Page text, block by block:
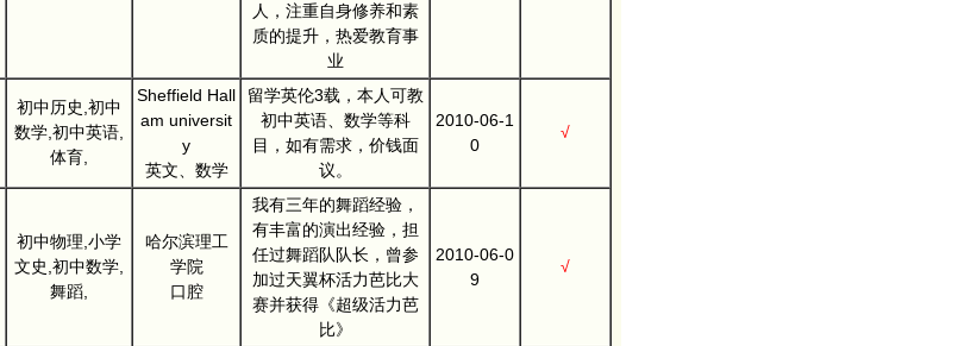
人，注重自身修养和素
质的提升，热爱教育事
业
初中历史,初中
数学,初中英语,
体育,
Sheffield Hall
am universit
y
英文、数学
留学英伦3载，本人可教
初中英语、数学等科
目，如有需求，价钱面
议。
2010-06-1
0
√
初中物理,小学
文史,初中数学,
舞蹈,
哈尔滨理工
学院
口腔
我有三年的舞蹈经验，
有丰富的演出经验，担
任过舞蹈队队长，曾参
加过天翼杯活力芭比大
赛并获得《超级活力芭
比》
2010-06-0
9
√